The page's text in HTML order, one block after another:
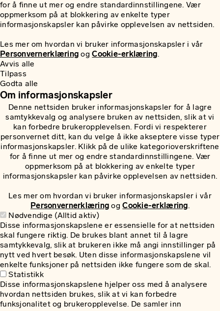
for å finne ut mer og endre standardinnstillingene. Vær
oppmerksom på at blokkering av enkelte typer
informasjonskapsler kan påvirke opplevelsen av nettsiden.
Les mer om hvordan vi bruker informasjonskapsler i vår
Personvernerklæring ogCookie-erklæring.
Avvis alle
Tilpass
Godta alle
Om informasjonskapsler
Denne nettsiden bruker informasjonskapsler for å lagre
samtykkevalg og analysere bruken av nettsiden, slik at vi
kan forbedre brukeropplevelsen. Fordi vi respekterer
personvernet ditt, kan du velge å ikke akseptere visse typer
informasjonskapsler. Klikk på de ulike kategorioverskriftene
for å finne ut mer og endre standardinnstillingene. Vær
oppmerksom på at blokkering av enkelte typer
informasjonskapsler kan påvirke opplevelsen av nettsiden.
Les mer om hvordan vi bruker informasjonskapsler i vår
Personvernerklæring ogCookie-erklæring.
Nødvendige (Alltid aktiv)
Disse informasjonskapslene er essensielle for at nettsiden
skal fungere riktig. De brukes blant annet til å lagre
samtykkevalg, slik at brukeren ikke må angi innstillinger på
nytt ved hvert besøk. Uten disse informasjonskapslene vil
enkelte funksjoner på nettsiden ikke fungere som de skal.
Statistikk
Disse informasjonskapslene hjelper oss med å analysere
hvordan nettsiden brukes, slik at vi kan forbedre
funksjonalitet og brukeropplevelse. De samler inn